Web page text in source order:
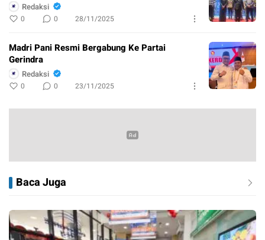
Redaksi
0 0 28/11/2025
Madri Pani Resmi Bergabung Ke Partai
Gerindra
Redaksi
0 0 23/11/2025
Baca Juga